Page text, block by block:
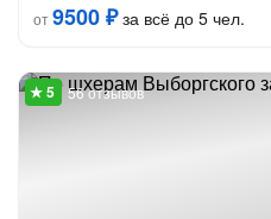
от9500 ₽за всё до 5 чел.
56 отзывов